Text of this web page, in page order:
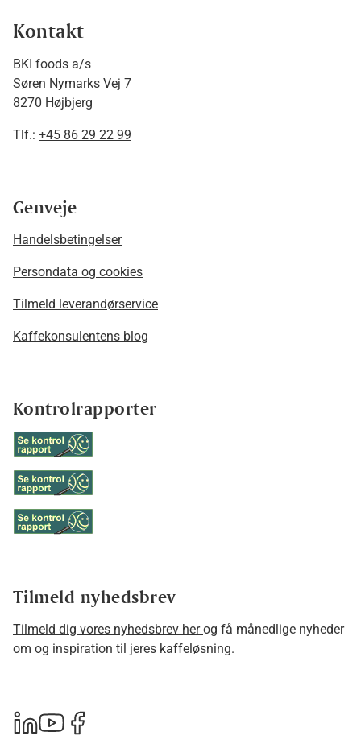
Kontakt
BKI foods a/s
Søren Nymarks Vej 7
8270 Højbjerg
Tlf.: +45 86 29 22 99
Genveje
Handelsbetingelser
Persondata og cookies
Tilmeld leverandørservice
Kaffekonsulentens blog
Kontrolrapporter
Tilmeld nyhedsbrev
Tilmeld dig vores nyhedsbrev herog få månedlige nyheder
om og inspiration til jeres kaffeløsning.